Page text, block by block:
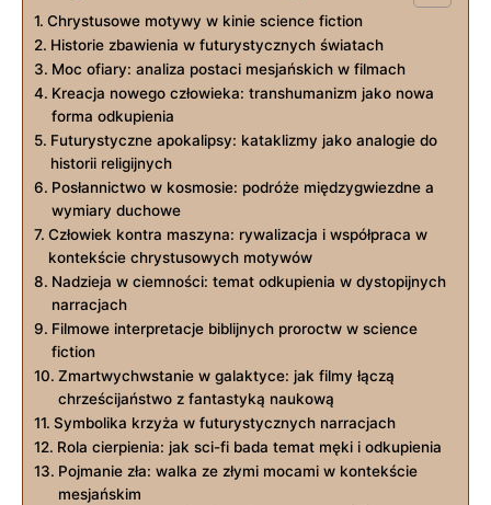
Chrystusowe motywy w kinie science fiction
Historie zbawienia w futurystycznych światach
Moc ofiary: analiza postaci mesjańskich w filmach
Kreacja nowego człowieka: transhumanizm jako nowa
forma odkupienia
Futurystyczne apokalipsy: kataklizmy jako analogie do
historii religijnych
Posłannictwo w kosmosie: podróże międzygwiezdne a
wymiary duchowe
Człowiek kontra maszyna: rywalizacja i współpraca w
kontekście chrystusowych motywów
Nadzieja w ciemności: temat odkupienia w dystopijnych
narracjach
Filmowe interpretacje biblijnych proroctw w science
fiction
Zmartwychwstanie w galaktyce: jak filmy łączą
chrześcijaństwo z fantastyką naukową
Symbolika krzyża w futurystycznych narracjach
Rola cierpienia: jak sci-fi bada temat męki i odkupienia
Pojmanie zła: walka ze złymi mocami w kontekście
mesjańskim